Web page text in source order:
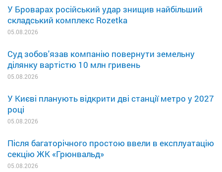
У Броварах російський удар знищив найбільший
складський комплекс Rozetka
05.08.2026
Суд зобов'язав компанію повернути земельну
ділянку вартістю 10 млн гривень
05.08.2026
У Києві планують відкрити дві станції метро у 2027
році
05.08.2026
Після багаторічного простою ввели в експлуатацію
секцію ЖК «Грюнвальд»
05.08.2026